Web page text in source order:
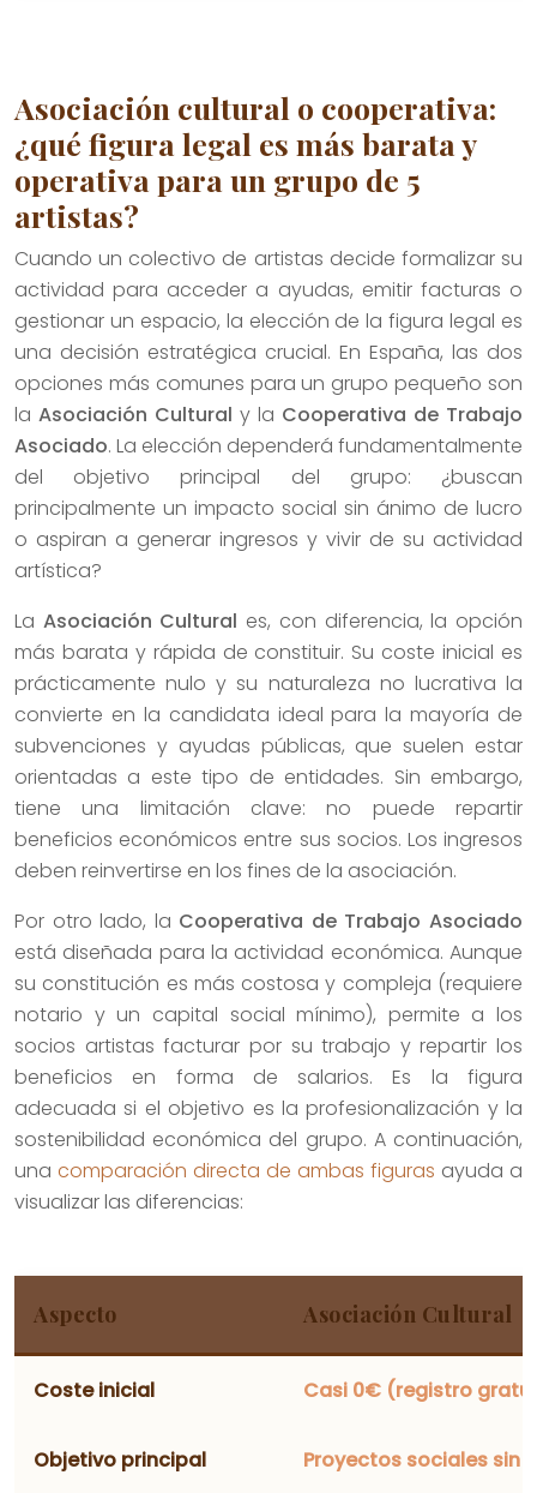
Asociación cultural o cooperativa:
¿qué figura legal es más barata y
operativa para un grupo de 5
artistas?
Cuando un colectivo de artistas decide formalizar su
actividad para acceder a ayudas, emitir facturas o
gestionar un espacio, la elección de la figura legal es
una decisión estratégica crucial. En España, las dos
opciones más comunes para un grupo pequeño son
la Asociación Cultural y la Cooperativa de Trabajo
Asociado. La elección dependerá fundamentalmente
del objetivo principal del grupo: ¿buscan
principalmente un impacto social sin ánimo de lucro
o aspiran a generar ingresos y vivir de su actividad
artística?
La Asociación Cultural es, con diferencia, la opción
más barata y rápida de constituir. Su coste inicial es
prácticamente nulo y su naturaleza no lucrativa la
convierte en la candidata ideal para la mayoría de
subvenciones y ayudas públicas, que suelen estar
orientadas a este tipo de entidades. Sin embargo,
tiene una limitación clave: no puede repartir
beneficios económicos entre sus socios. Los ingresos
deben reinvertirse en los fines de la asociación.
Por otro lado, la Cooperativa de Trabajo Asociado
está diseñada para la actividad económica. Aunque
su constitución es más costosa y compleja (requiere
notario y un capital social mínimo), permite a los
socios artistas facturar por su trabajo y repartir los
beneficios en forma de salarios. Es la figura
adecuada si el objetivo es la profesionalización y la
sostenibilidad económica del grupo. A continuación,
una comparación directa de ambas figuras ayuda a
visualizar las diferencias:
Aspecto Asociación Cultural
Coste inicial Casi 0€ (registro
Objetivo principal Proyectos sociales sin